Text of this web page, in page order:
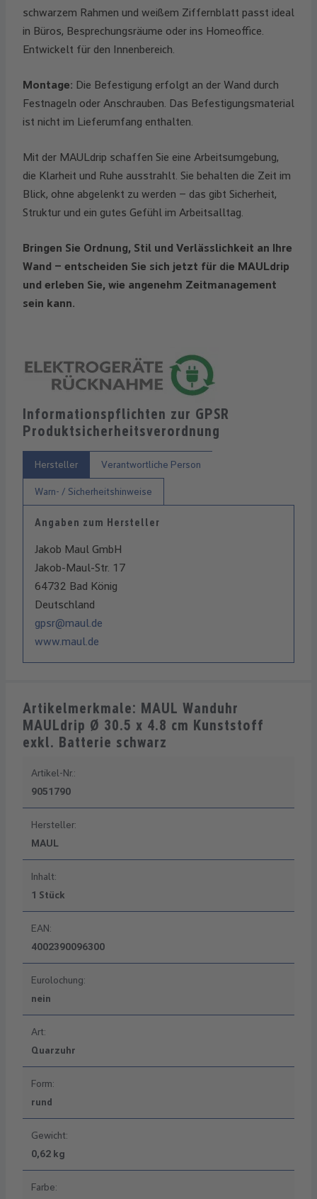
schwarzem Rahmen und weißem Ziffernblatt passt ideal
in Büros, Besprechungsräume oder ins Homeoffice.
Entwickelt für den Innenbereich.
Montage: Die Befestigung erfolgt an der Wand durch
Festnageln oder Anschrauben. Das Befestigungsmaterial
ist nicht im Lieferumfang enthalten.
Mit der MAULdrip schaffen Sie eine Arbeitsumgebung,
die Klarheit und Ruhe ausstrahlt. Sie behalten die Zeit im
Blick, ohne abgelenkt zu werden – das gibt Sicherheit,
Struktur und ein gutes Gefühl im Arbeitsalltag.
Bringen Sie Ordnung, Stil und Verlässlichkeit an Ihre
Wand – entscheiden Sie sich jetzt für die MAULdrip
und erleben Sie, wie angenehm Zeitmanagement
sein kann.
Informationspflichten zur GPSR
Produktsicherheitsverordnung
Hersteller Verantwortliche Person
Warn- / Sicherheitshinweise
Angaben zum Hersteller
Jakob Maul GmbH
Jakob-Maul-Str. 17
64732 Bad König
Deutschland
gpsr@maul.de
www.maul.de
Artikelmerkmale: MAUL Wanduhr
MAULdrip Ø 30.5 x 4.8 cm Kunststoff
exkl. Batterie schwarz
Artikel-Nr.:
9051790
Hersteller:
MAUL
Inhalt:
1 Stück
EAN:
4002390096300
Eurolochung:
nein
Art:
Quarzuhr
Form:
rund
Gewicht:
0,62 kg
Farbe: